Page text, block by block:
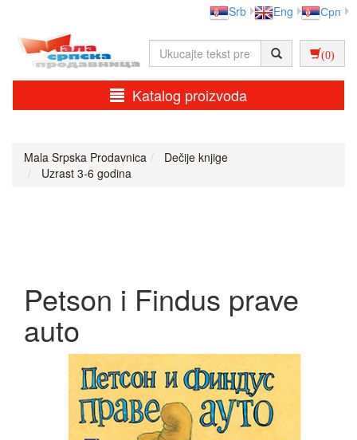
Srb Eng Срп
(0)
Katalog proizvoda
Mala Srpska Prodavnica
Dečije knjige
Uzrast 3-6 godina
Petson i Findus prave
auto